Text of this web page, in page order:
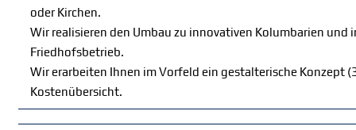
oder Kirchen.
Wir realisieren den Umbau zu innovativen Kolumbarien und
Friedhofsbetrieb.
Wir erarbeiten Ihnen im Vorfeld ein gestalterische Konzept
Kostenübersicht.